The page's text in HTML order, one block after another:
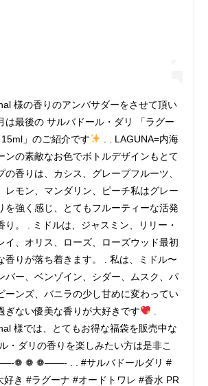
様の香りのアンバサダーをさせて頂い
は最後の サルバドール・ダリ 「ラグー
」のご紹介です
. . LAGUNA=内海
ンの素敵なお色でボトルデザインもとて
の香りは、カシス、グレープフルーツ、
レモン、マンダリン、ピーチ私はグレー
を強く感じ、とてもフルーティーな活発
り。 . ミドルは、ジャスミン、リリー・
イ、オリス、ローズ、ローズウッド最初
香りが落ち着きます。 . 私は、ミドル〜
バー、ベンゾイン、シダー、ムスク、パ
ーンズ、バニラの少し甘めに変わってい
ぎない優美な香りが大好きです
様では、とてもお得な福袋を販売中な
・ダリの香りを楽しみたい方は是非こ
❁ ❁ ❁——- . . #サルバドールダリ #
好き #ラグーナ #オードトワレ #香水 PR